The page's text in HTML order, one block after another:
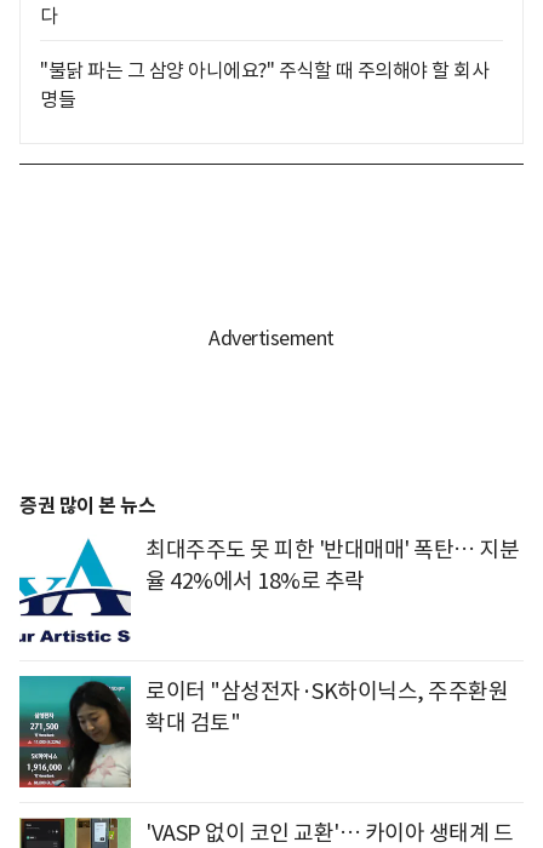
다
"불닭 파는 그 삼양 아니에요?" 주식할 때 주의해야 할 회사
명들
증권 많이 본 뉴스
최대주주도 못 피한 '반대매매' 폭탄… 지분
율 42%에서 18%로 추락
로이터 "삼성전자·SK하이닉스, 주주환원
확대 검토"
'VASP 없이 코인 교환'… 카이아 생태계 드